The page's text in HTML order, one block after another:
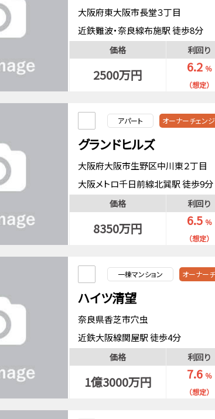
大阪府東大阪市長堂３丁目
近鉄難波・奈良線布施駅 徒歩8分
おおさか東線ＪＲ河内永和駅 徒歩9
近鉄大阪線布施駅 徒歩8分
価格 利回り
2500万円 6.2 ％
（想定）
アパート オーナーチェンジ
グランドヒルズ
大阪府大阪市生野区中川東２丁目
大阪メトロ千日前線北巽駅 徒歩9分
近鉄難波・奈良線今里駅 徒歩15分
価格 利回り
8350万円 6.5 ％
（想定）
一棟マンション オーナー
ハイツ清望
奈良県香芝市穴虫
近鉄大阪線関屋駅 徒歩4分
価格 利回り
1億3000万円 7.6 ％
（想定）